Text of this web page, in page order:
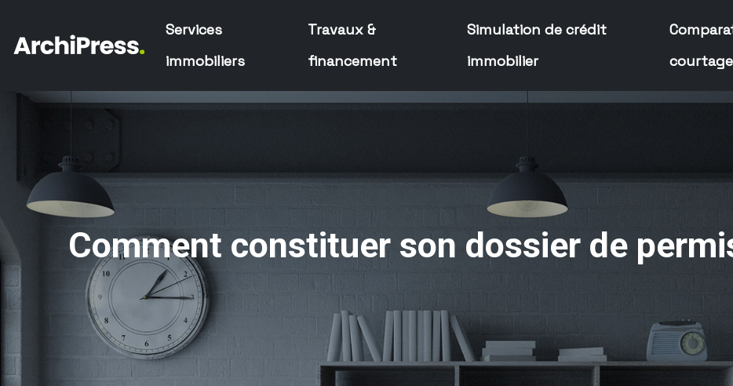
Services
immobiliers
Travaux &
financement
Simulation de crédit
immobilier
courtage
Comment constituer son dossier de